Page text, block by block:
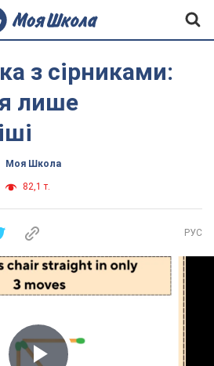
з сірниками:
лише
Моя Школа
82,1 т.
РУС